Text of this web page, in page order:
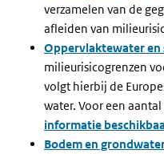
verzamelen van de
afleiden van
Oppervlaktewater en
milieurisicogrenzen
volgt hierbij de
water. Voor een
informatie
Bodem en